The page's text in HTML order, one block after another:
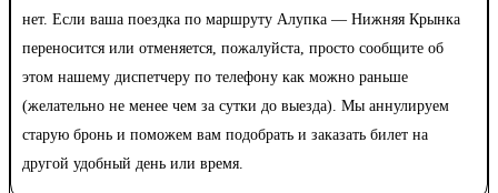
нет. Если ваша поездка по маршруту Алупка — Нижняя Крынка
переносится или отменяется, пожалуйста, просто сообщите об
этом нашему диспетчеру по телефону как можно раньше
(желательно не менее чем за сутки до выезда). Мы аннулируем
старую бронь и поможем вам подобрать и заказать билет на
другой удобный день или время.